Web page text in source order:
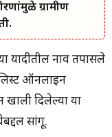
ग्रामीण
यादीतील नाव तपासले
ऑनलाइन
दिलेल्या या
सांगू.